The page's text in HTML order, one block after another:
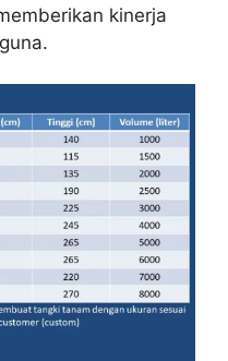
kinerja